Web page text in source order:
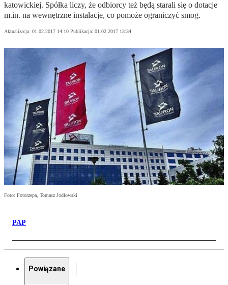
katowickiej. Spółka liczy, że odbiorcy też będą starali się o dotacje
m.in. na wewnętrzne instalacje, co pomoże ograniczyć smog.
Aktualizacja: 01.02.2017 14:10 Publikacja: 01.02.2017 13:34
Foto: Fotorzepa, Tomasz Jodłowski
PAP
Powiązane